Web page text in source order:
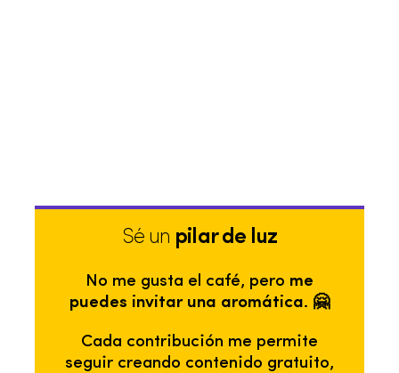
Sé un pilar de luz
No me gusta el café, pero me
puedes invitar una aromática. 🤗
Cada contribución me permite
seguir creando contenido gratuito,